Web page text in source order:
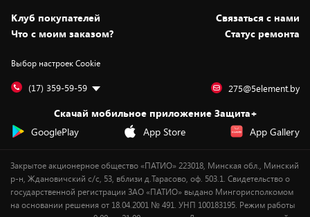
Статьи и обзоры
Вакансии
Дай пять добру!
Безналичный расчёт
Обмен и возврат товара
Обработка персональных данных
Подарочные карты
Установка техники
Для игровых консолей
Для мобильных устройств
Для компьютеров
Сервисные центры
Скидки и промокоды
Белорусские товары
Бонусы
Оплата частями
Новинки
Клуб покупателей
Cвязаться с нами
Что с моим заказом?
Статус ремонта
Выбор настроек Cookie
(17) 359-59-59 275@5element.by
Скачай мобильное приложение Защита+
GooglePlay
App Store App Gallery
Закрытое акционерное общество «ПАТИО» 223018, Минская обл., Минский
р-н, Ждановичский с/с, 53, вблизи д.Тарасово, оф. 503.1. Свидетельство о
государственной регистрации ЗАО «ПАТИО» выдано Мингорисполкомом
на основании решения от 18.04.2001 № 491. УНП 100183195. Режим работы